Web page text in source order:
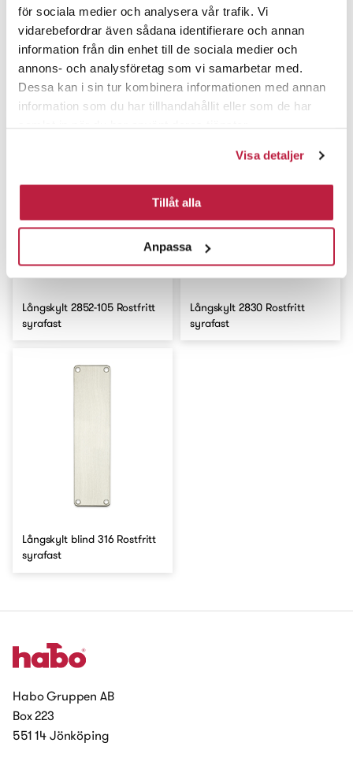
för sociala medier och analysera vår trafik. Vi
vidarebefordrar även sådana identifierare och annan
information från din enhet till de sociala medier och
annons- och analysföretag som vi samarbetar med.
Dessa kan i sin tur kombinera informationen med annan
information som du har tillhandahållit eller som de har
Visa detaljer
Tillåt alla
Anpassa
Långskylt 2831-105 Rostfritt
syrafast
Långskylt 2834-105 Rostfritt
syrafast
Långskylt 2852-105 Rostfritt
syrafast
Långskylt 2830 Rostfritt
syrafast
Långskylt blind 316 Rostfritt
syrafast
Habo Gruppen AB
Box 223
551 14 Jönköping